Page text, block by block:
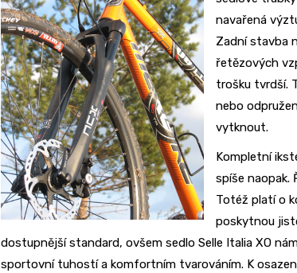
navařená
Zadní stavba
řetězových
trošku tvrdší.
nebo
vytknout.
Kompletní
spíše naopak.
Totéž platí o
poskytnou
dostupnější standard, ovšem sedlo Selle Italia XO
sportovní tuhostí a komfortním tvarováním. K